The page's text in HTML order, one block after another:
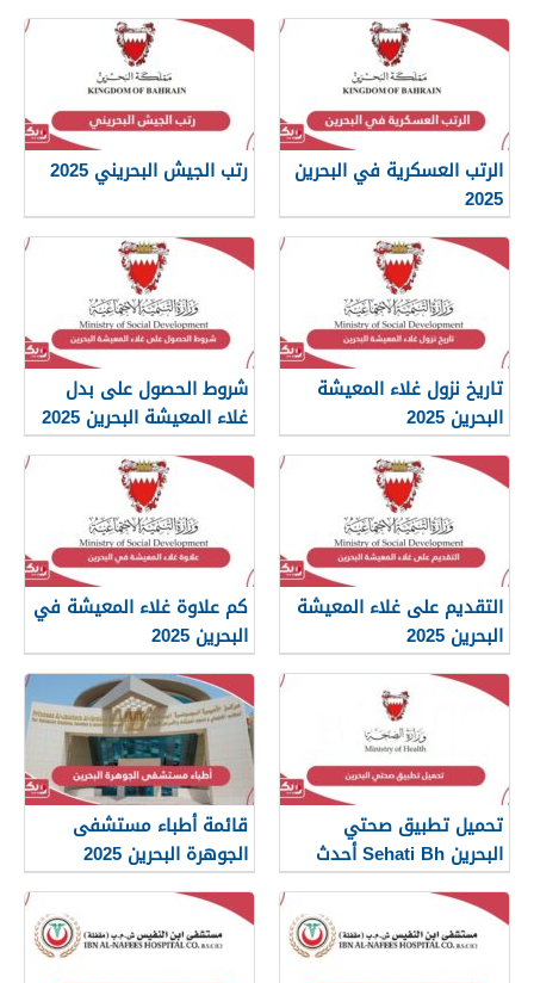
الرتب العسكرية في البحرين
2025
رتب الجيش البحريني 2025
تاريخ نزول غلاء المعيشة
البحرين 2025
شروط الحصول على بدل
غلاء المعيشة البحرين 2025
التقديم على غلاء المعيشة
البحرين 2025
كم علاوة غلاء المعيشة في
البحرين 2025
تحميل تطبيق صحتي
البحرين Sehati Bh أحدث
إصدار 2025
قائمة أطباء مستشفى
الجوهرة البحرين 2025